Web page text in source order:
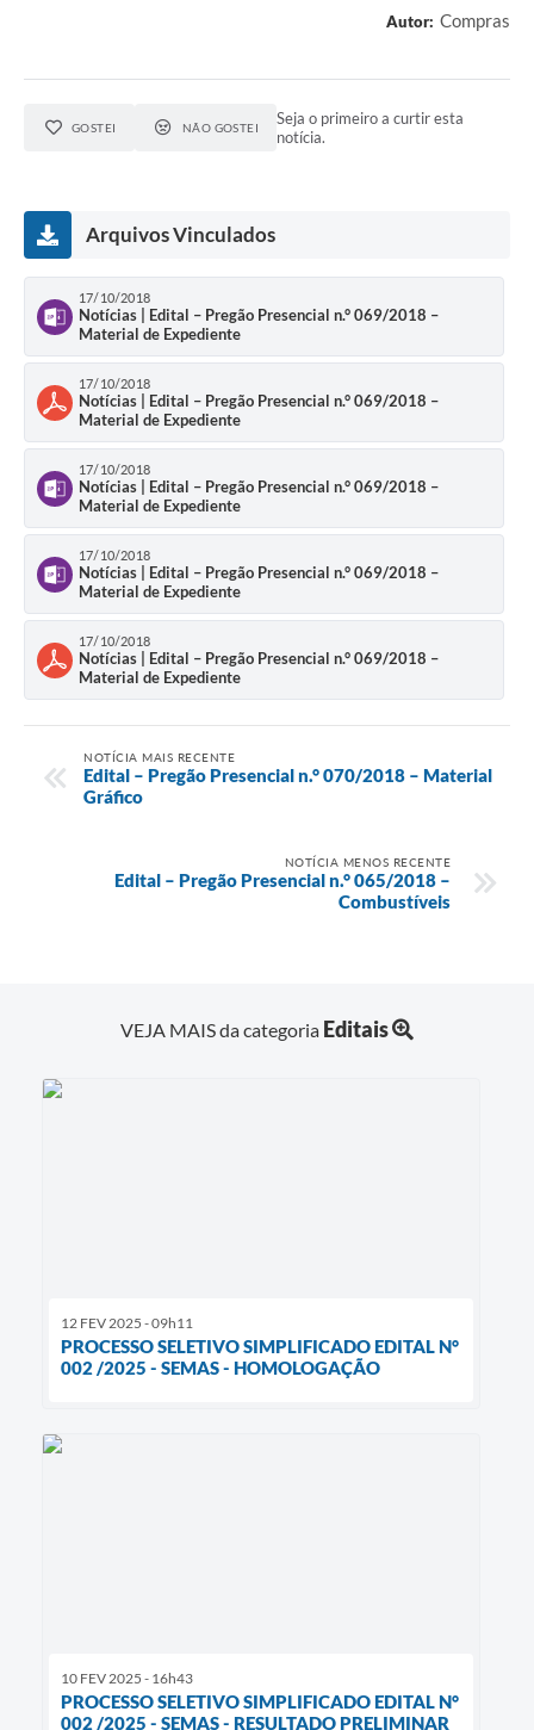
Autor: Compras
GOSTEI NÃO GOSTEI
Seja o primeiro a curtir esta
notícia.
Arquivos Vinculados
17/10/2018
Notícias | Edital – Pregão Presencial n.° 069/2018 –
Material de Expediente
17/10/2018
Notícias | Edital – Pregão Presencial n.° 069/2018 –
Material de Expediente
17/10/2018
Notícias | Edital – Pregão Presencial n.° 069/2018 –
Material de Expediente
17/10/2018
Notícias | Edital – Pregão Presencial n.° 069/2018 –
Material de Expediente
17/10/2018
Notícias | Edital – Pregão Presencial n.° 069/2018 –
Material de Expediente
NOTÍCIA MAIS RECENTE
Edital – Pregão Presencial n.° 070/2018 – Material
Gráfico
NOTÍCIA MENOS RECENTE
Edital – Pregão Presencial n.° 065/2018 –
Combustíveis
VEJA MAIS da categoria Editais
12 FEV 2025 - 09h11
PROCESSO SELETIVO SIMPLIFICADO EDITAL N°
002 /2025 - SEMAS - HOMOLOGAÇÃO
10 FEV 2025 - 16h43
PROCESSO SELETIVO SIMPLIFICADO EDITAL N°
002 /2025 - SEMAS - RESULTADO PRELIMINAR